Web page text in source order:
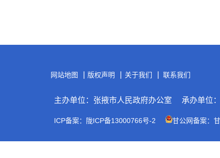
网站地图 版权声明 关于我们 联系我们
主办单位：张掖市人民政府办公室 承办单位
ICP备案：陇ICP备13000766号-2 甘公网备案：